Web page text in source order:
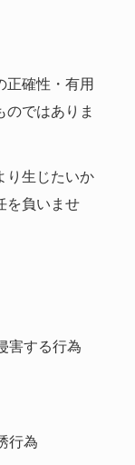
正確性・有用
ではありま
り生じたいか
を負いませ
害する行為
行為